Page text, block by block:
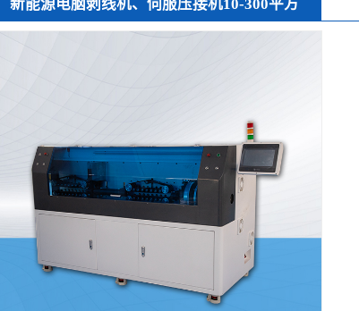
新能源电脑剥线机、伺服压接机10-300平方